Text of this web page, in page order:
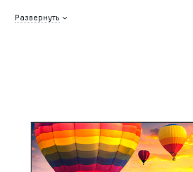
Развернуть